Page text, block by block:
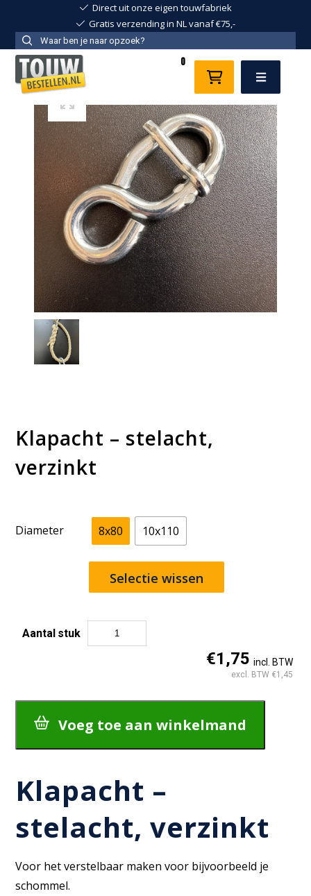
Direct uit onze eigen touwfabriek
Gratis verzending in NL vanaf €75,-
Menu
0
Klapacht – stelacht,
verzinkt
Klapacht –
stelacht, verzinkt
Voor het verstelbaar maken voor bijvoorbeeld je
schommel.
Diameter 8x80 10x110
Selectie wissen
Aantal stuk
aantal
€1,75 incl. BTW
excl. BTW €1,45
Voeg toe aan winkelmand